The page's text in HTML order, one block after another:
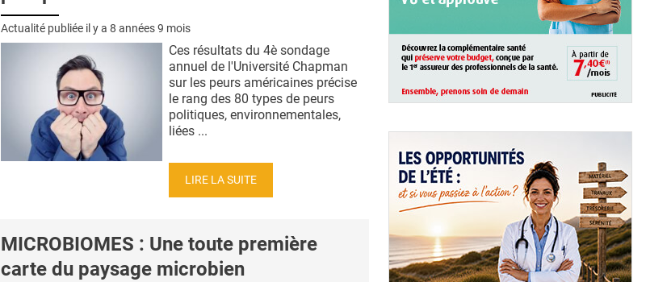
Actualité publiée il y a 8 années 9 mois
Ces résultats du 4è sondage
annuel de l'Université Chapman
sur les peurs américaines précise
le rang des 80 types de peurs
politiques, environnementales,
liées ...
LIRE LA SUITE
MICROBIOMES : Une toute première
carte du paysage microbien